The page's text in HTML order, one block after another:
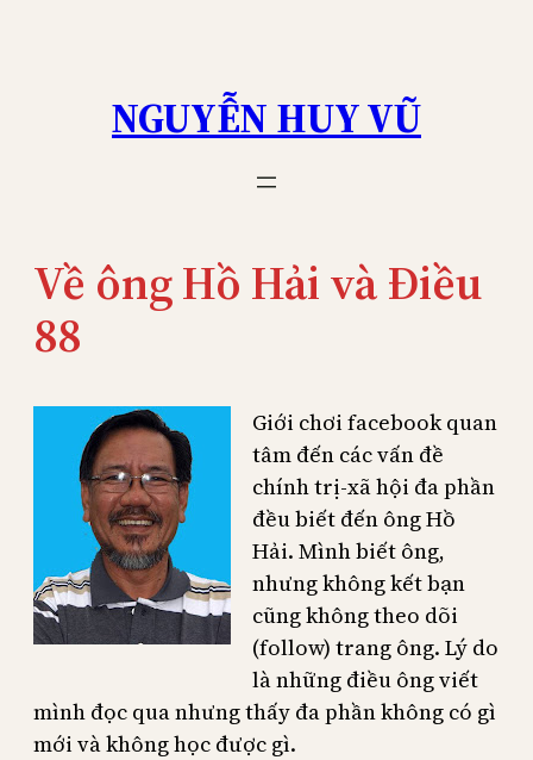
NGUYỄN HUY VŨ
Về ông Hồ Hải và Điều
88
Giới chơi facebook quan
tâm đến các vấn đề
chính trị-xã hội đa phần
đều biết đến ông Hồ
Hải. Mình biết ông,
nhưng không kết bạn
cũng không theo dõi
(follow) trang ông. Lý do
là những điều ông viết
mình đọc qua nhưng thấy đa phần không có gì
mới và không học được gì.